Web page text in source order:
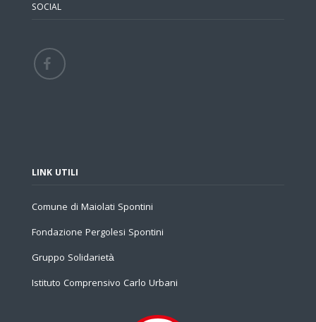
SOCIAL
LINK UTILI
Comune di Maiolati Spontini
Fondazione Pergolesi Spontini
Gruppo Solidarietà
Istituto Comprensivo Carlo Urbani